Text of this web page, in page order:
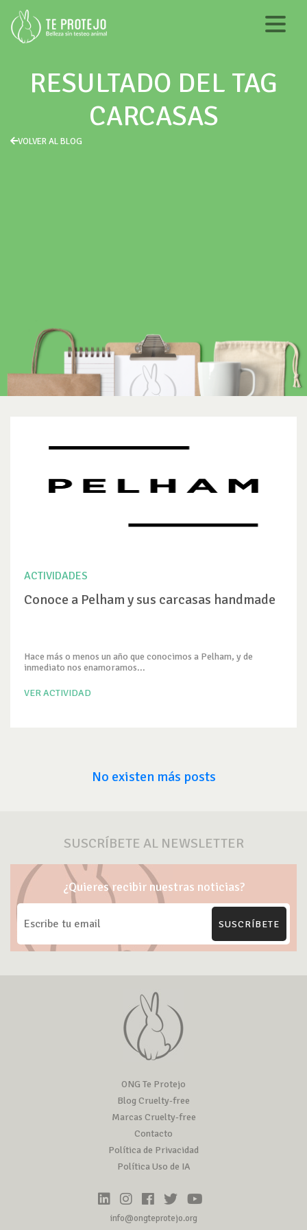
RESULTADO DEL TAG
CARCASAS
VOLVER AL BLOG
ACTIVIDADES
Conoce a Pelham y sus carcasas handmade
Hace más o menos un año que conocimos a Pelham, y de
inmediato nos enamoramos...
VER ACTIVIDAD
No existen más posts
SUSCRÍBETE AL NEWSLETTER
¿Quieres recibir nuestras noticias?
SUSCRÍBETE
ONG Te Protejo
Blog Cruelty-free
Marcas Cruelty-free
Contacto
Política de Privacidad
Política Uso de IA
info@ongteprotejo.org